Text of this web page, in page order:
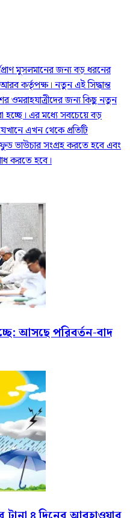
মুসলমানের জন্য বড় ধরনের
কর্তৃপক্ষ। নতুন এই সিদ্ধান্ত
ওমরাহযাত্রীদের জন্য কিছু নতুন
এর মধ্যে সবচেয়ে বড়
এখন থেকে প্রতিটি
ফুড ভাউচার সংগ্রহ করতে হবে এবং
করতে হবে।
আসছে পরিবর্তন-বাদ